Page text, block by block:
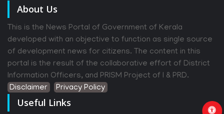
About Us
This is the News Portal of Government of Kerala
developed with an objective to function as single source
of development news for citizens. The content in this
portal is the result of the collaborative effort of District
Information Officers, and PRISM Project of I & PRD.
Disclaimer
Privacy Policy
Useful Links